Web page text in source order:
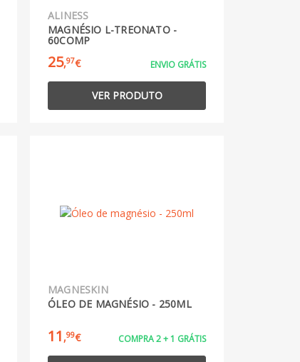
ALINESS
MAGNÉSIO L-TREONATO -
60COMP
25,97€ ENVIO GRÁTIS
VER PRODUTO
MAGNESKIN
ÓLEO DE MAGNÉSIO - 250ML
11 ,99€ COMPRA 2 + 1 GRÁTIS